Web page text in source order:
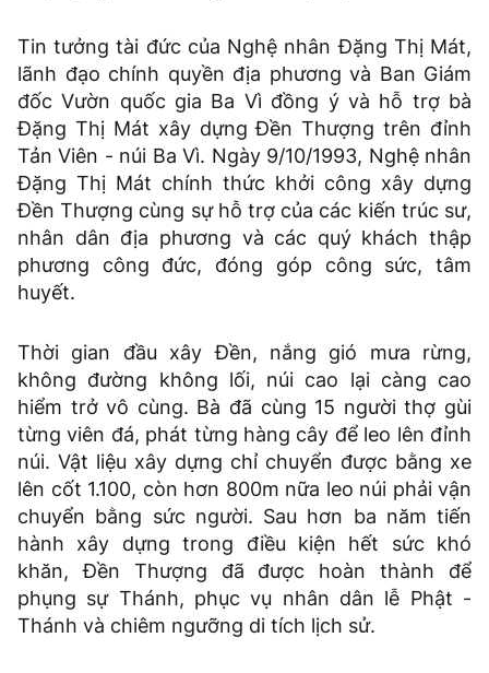
Tin tưởng tài đức của Nghệ nhân Đặng Thị Mát,
lãnh đạo chính quyền địa phương và Ban Giám
đốc Vườn quốc gia Ba Vì đồng ý và hỗ trợ bà
Đặng Thị Mát xây dựng Đền Thượng trên đỉnh
Tản Viên - núi Ba Vì. Ngày 9/10/1993, Nghệ nhân
Đặng Thị Mát chính thức khởi công xây dựng
Đền Thượng cùng sự hỗ trợ của các kiến trúc sư,
nhân dân địa phương và các quý khách thập
phương công đức, đóng góp công sức, tâm
huyết.
Thời gian đầu xây Đền, nắng gió mưa rừng,
không đường không lối, núi cao lại càng cao
hiểm trở vô cùng. Bà đã cùng 15 người thợ gùi
từng viên đá, phát từng hàng cây để leo lên đỉnh
núi. Vật liệu xây dựng chỉ chuyển được bằng xe
lên cốt 1.100, còn hơn 800m nữa leo núi phải vận
chuyển bằng sức người. Sau hơn ba năm tiến
hành xây dựng trong điều kiện hết sức khó
khăn, Đền Thượng đã được hoàn thành để
phụng sự Thánh, phục vụ nhân dân lễ Phật -
Thánh và chiêm ngưỡng di tích lịch sử.